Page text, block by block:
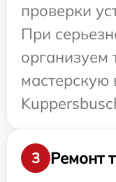
проверки
При
организуем
мастерскую
3
Ремонт